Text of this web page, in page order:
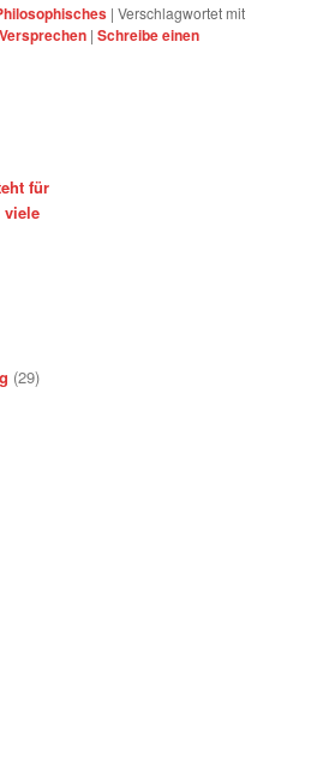
|Verschlagwortet mit
Versprechen |Schreibe einen
für
viele
(29)